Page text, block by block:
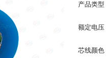
产品类型
额定电压
芯线颜色